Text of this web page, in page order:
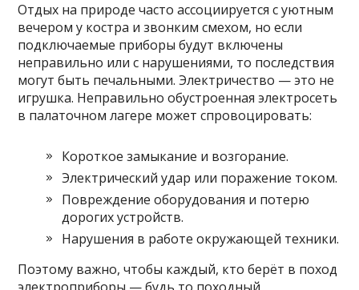
Отдых на природе часто ассоциируется с уютным
вечером у костра и звонким смехом, но если
подключаемые приборы будут включены
неправильно или с нарушениями, то последствия
могут быть печальными. Электричество — это не
игрушка. Неправильно обустроенная электросеть
в палаточном лагере может спровоцировать:
Короткое замыкание и возгорание.
Электрический удар или поражение током.
Повреждение оборудования и потерю
дорогих устройств.
Нарушения в работе окружающей техники.
Поэтому важно, чтобы каждый, кто берёт в поход